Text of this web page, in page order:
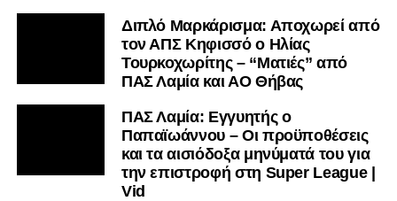
Διπλό Μαρκάρισμα: Αποχωρεί από
τον ΑΠΣ Κηφισσό ο Ηλίας
Τουρκοχωρίτης – “Ματιές” από
ΠΑΣ Λαμία και ΑΟ Θήβας
ΠΑΣ Λαμία: Εγγυητής ο
Παπαϊωάννου – Οι προϋποθέσεις
και τα αισιόδοξα μηνύματά του για
την επιστροφή στη Super League |
Vid